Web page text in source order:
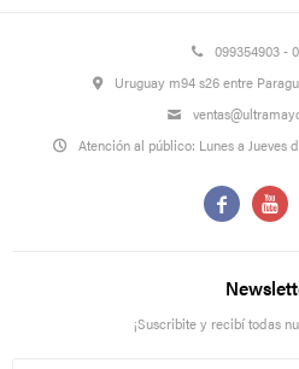
099354903 -
Uruguay m94 s26 entre
Atención al público: Lunes a Jueves
 
¡Suscribite y recibí todas